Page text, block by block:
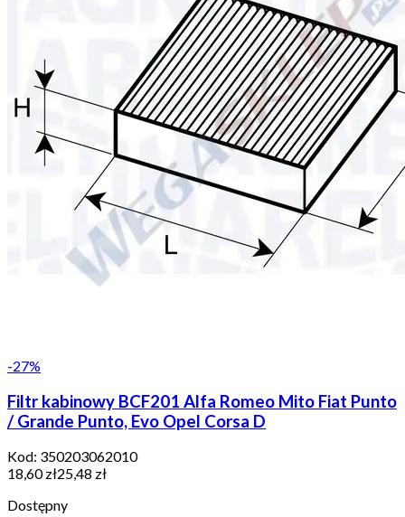
-27%
Filtr kabinowy BCF201 Alfa Romeo Mito Fiat Punto
/ Grande Punto, Evo Opel Corsa D
Kod: 350203062010
18,60 zł25,48 zł
Dostępny